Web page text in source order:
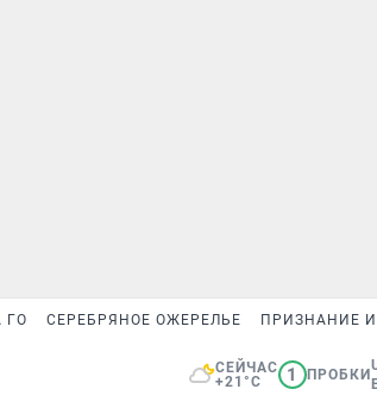
ГО СЕРЕБРЯНОЕ ОЖЕРЕЛЬЕ ПРИЗНАНИЕ
СЕЙЧАС
+21°C
1 ПРОБКИ